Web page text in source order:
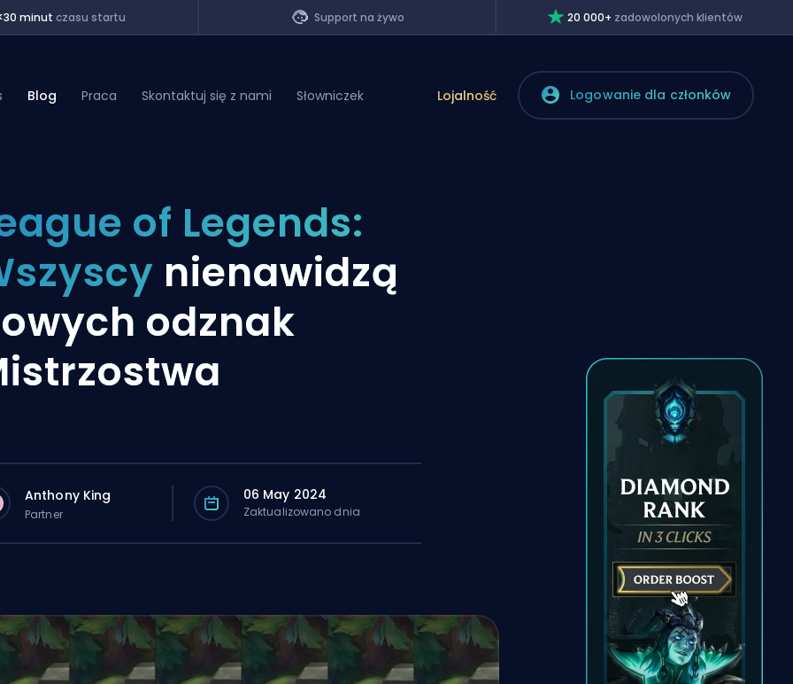
minutczasu startu Support na żywo 20 000+ zadowolonych klientów
Blog Praca Skontaktuj się z nami Słowniczek Lojalność Logowanie dla członków
of Legends:
nienawidzą
odznak
Anthony King
Partner
06 May 2024
Zaktualizowano dnia